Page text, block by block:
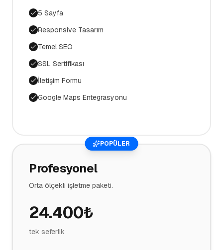
5 Sayfa
Responsive Tasarım
Temel SEO
SSL Sertifikası
İletişim Formu
Google Maps Entegrasyonu
POPÜLER
Profesyonel
Orta ölçekli işletme paketi.
24.400₺
tek seferlik